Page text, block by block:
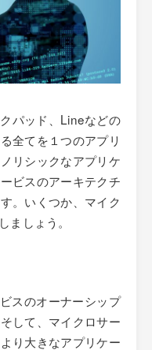
パッド、Lineなどの
全てを１つのアプリ
リシックなアプリケ
ビスのアーキテクチ
。いくつか、マイク
ましょう。
スのオーナーシップ
して、マイクロサー
り大きなアプリケー